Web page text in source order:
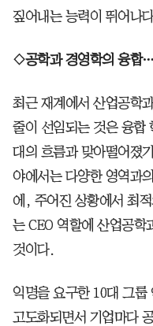
짚어내는 능력이 뛰어나
◇공학과 경영학의 융합…
최근 재계에서 산업공학
줄이 선임되는 것은 융합
대의 흐름과 맞아떨어졌
야에서는 다양한 영역과
에, 주어진 상황에서 최
는 CEO 역할에 산업공학
것이다.
익명을 요구한 10대 그룹
고도화되면서 기업마다